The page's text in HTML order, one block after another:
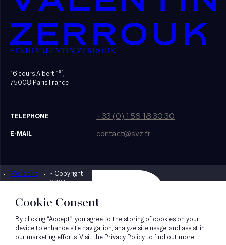
SEKRI VALENTIN ZERROUK
16 cours Albert 1er,
75008 Paris France
TELEPHONE +33 (0) 1 58 18 30 30
E-MAIL contact@svz.fr
Mentions
légales
- Copyright
2024
Designed by Bonhomme
Cookie Consent
By clicking “Accept”, you agree to the storing of cookies on your
device to enhance site navigation, analyze site usage, and assist in
our marketing efforts. Visit the Privacy Policy to find out more.